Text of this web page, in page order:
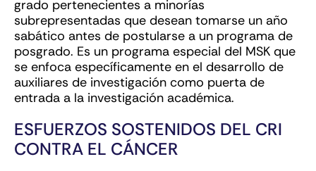
grado pertenecientes a minorías
subrepresentadas que desean tomarse un año
sabático antes de postularse a un programa de
posgrado. Es un programa especial del MSK que
se enfoca específicamente en el desarrollo de
auxiliares de investigación como puerta de
entrada a la investigación académica.
ESFUERZOS SOSTENIDOS DEL CRI
CONTRA EL CÁNCER